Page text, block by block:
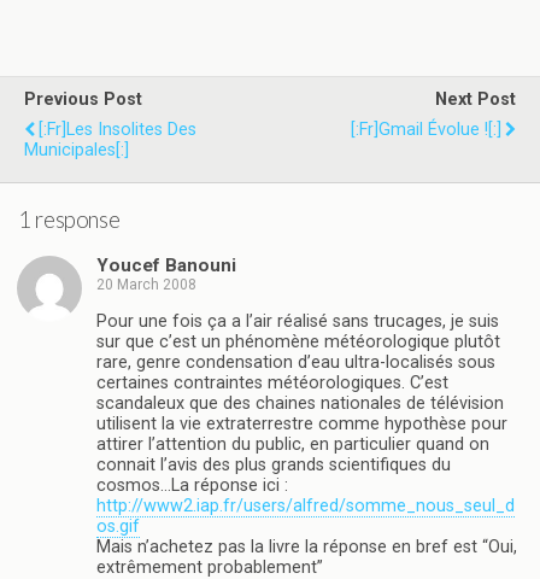
Previous Post
[:fr]Les Insolites Des
Municipales[:]
Next Post
[:fr]Gmail Évolue ![:]
1 response
Youcef Banouni
20 March 2008
Pour une fois ça a l’air réalisé sans trucages, je suis
sur que c’est un phénomène météorologique plutôt
rare, genre condensation d’eau ultra-localisés sous
certaines contraintes météorologiques. C’est
scandaleux que des chaines nationales de télévision
utilisent la vie extraterrestre comme hypothèse pour
attirer l’attention du public, en particulier quand on
connait l’avis des plus grands scientifiques du
cosmos…La réponse ici :
http://www2.iap.fr/users/alfred/somme_nous_seul_d
os.gif
Mais n’achetez pas la livre la réponse en bref est “Oui,
extrêmement probablement”